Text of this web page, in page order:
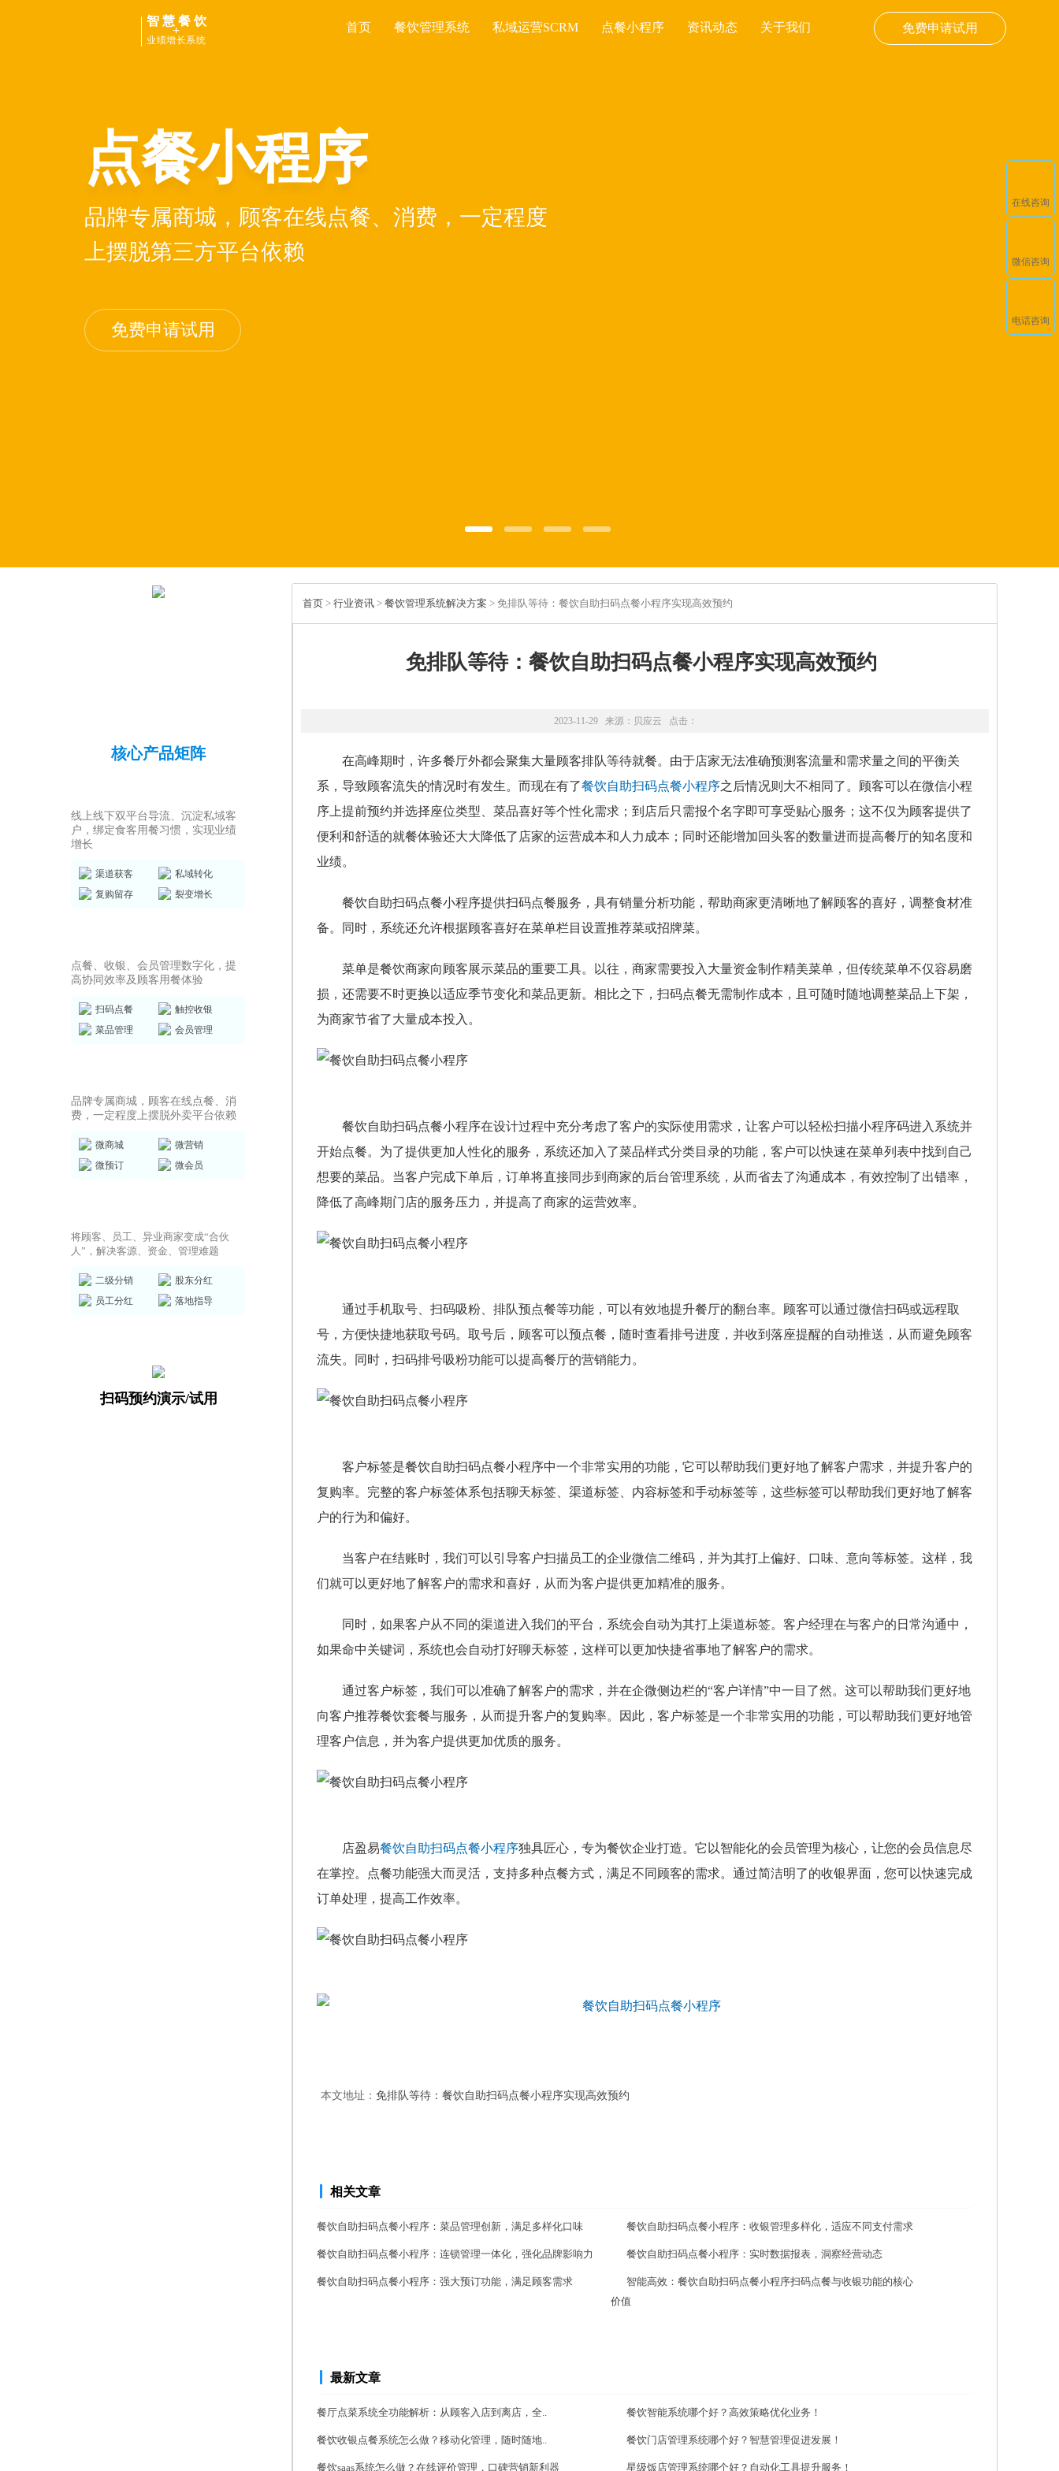
免费申请试用
智慧餐饮
+
业绩增长系统
首页 餐饮管理系统 私域运营SCRM 点餐小程序 资讯动态 关于我们
点餐小程序
品牌专属商城，顾客在线点餐、消费，一定程度
上摆脱第三方平台依赖
免费申请试用
核心产品矩阵
线上线下双平台导流、沉淀私域客
户，绑定食客用餐习惯，实现业绩
增长
渠道获客
私域转化
复购留存
裂变增长
点餐、收银、会员管理数字化，提
高协同效率及顾客用餐体验
扫码点餐
触控收银
菜品管理
会员管理
品牌专属商城，顾客在线点餐、消
费，一定程度上摆脱外卖平台依赖
微商城
微营销
微预订
微会员
将顾客、员工、异业商家变成“合伙
人”，解决客源、资金、管理难题
二级分销
股东分红
员工分红
落地指导
扫码预约演示/试用
首页 > 行业资讯 > 餐饮管理系统解决方案 > 免排队等待：餐饮自助扫码点餐小程序实现高效预约
免排队等待：餐饮自助扫码点餐小程序实现高效预约
2023-11-29 来源： 贝应云 点击：
在高峰期时，许多餐厅外都会聚集大量顾客排队等待就餐。由于店家无法准确预测客流量和需求量之间的平衡关
系，导致顾客流失的情况时有发生。而现在有了餐饮自助扫码点餐小程序之后情况则大不相同了。顾客可以在微信小程
序上提前预约并选择座位类型、菜品喜好等个性化需求；到店后只需报个名字即可享受贴心服务；这不仅为顾客提供了
便利和舒适的就餐体验还大大降低了店家的运营成本和人力成本；同时还能增加回头客的数量进而提高餐厅的知名度和
业绩。
餐饮自助扫码点餐小程序提供扫码点餐服务，具有销量分析功能，帮助商家更清晰地了解顾客的喜好，调整食材准
备。同时，系统还允许根据顾客喜好在菜单栏目设置推荐菜或招牌菜。
菜单是餐饮商家向顾客展示菜品的重要工具。以往，商家需要投入大量资金制作精美菜单，但传统菜单不仅容易磨
损，还需要不时更换以适应季节变化和菜品更新。相比之下，扫码点餐无需制作成本，且可随时随地调整菜品上下架，
为商家节省了大量成本投入。
餐饮自助扫码点餐小程序在设计过程中充分考虑了客户的实际使用需求，让客户可以轻松扫描小程序码进入系统并
开始点餐。为了提供更加人性化的服务，系统还加入了菜品样式分类目录的功能，客户可以快速在菜单列表中找到自己
想要的菜品。当客户完成下单后，订单将直接同步到商家的后台管理系统，从而省去了沟通成本，有效控制了出错率，
降低了高峰期门店的服务压力，并提高了商家的运营效率。
通过手机取号、扫码吸粉、排队预点餐等功能，可以有效地提升餐厅的翻台率。顾客可以通过微信扫码或远程取
号，方便快捷地获取号码。取号后，顾客可以预点餐，随时查看排号进度，并收到落座提醒的自动推送，从而避免顾客
流失。同时，扫码排号吸粉功能可以提高餐厅的营销能力。
客户标签是餐饮自助扫码点餐小程序中一个非常实用的功能，它可以帮助我们更好地了解客户需求，并提升客户的
复购率。完整的客户标签体系包括聊天标签、渠道标签、内容标签和手动标签等，这些标签可以帮助我们更好地了解客
户的行为和偏好。
当客户在结账时，我们可以引导客户扫描员工的企业微信二维码，并为其打上偏好、口味、意向等标签。这样，我
们就可以更好地了解客户的需求和喜好，从而为客户提供更加精准的服务。
同时，如果客户从不同的渠道进入我们的平台，系统会自动为其打上渠道标签。客户经理在与客户的日常沟通中，
如果命中关键词，系统也会自动打好聊天标签，这样可以更加快捷省事地了解客户的需求。
通过客户标签，我们可以准确了解客户的需求，并在企微侧边栏的“客户详情”中一目了然。这可以帮助我们更好地
向客户推荐餐饮套餐与服务，从而提升客户的复购率。因此，客户标签是一个非常实用的功能，可以帮助我们更好地管
理客户信息，并为客户提供更加优质的服务。
店盈易餐饮自助扫码点餐小程序独具匠心，专为餐饮企业打造。它以智能化的会员管理为核心，让您的会员信息尽
在掌控。点餐功能强大而灵活，支持多种点餐方式，满足不同顾客的需求。通过简洁明了的收银界面，您可以快速完成
订单处理，提高工作效率。
本文地址： 免排队等待：餐饮自助扫码点餐小程序实现高效预约
相关文章
餐饮自助扫码点餐小程序：菜品管理创新，满足多样化口味 餐饮自助扫码点餐小程序：收银管理多样化，适应不同支付需求
餐饮自助扫码点餐小程序：连锁管理一体化，强化品牌影响力 餐饮自助扫码点餐小程序：实时数据报表，洞察经营动态
餐饮自助扫码点餐小程序：强大预订功能，满足顾客需求
智能高效：餐饮自助扫码点餐小程序扫码点餐与收银功能的核心
价值
最新文章
餐厅点菜系统全功能解析：从顾客入店到离店，全.. 餐饮智能系统哪个好？高效策略优化业务！
餐饮收银点餐系统怎么做？移动化管理，随时随地.. 餐饮门店管理系统哪个好？智慧管理促进发展！
餐饮saas系统怎么做？在线评价管理，口碑营销新利器 星级饭店管理系统哪个好？自动化工具提升服务！
在线咨询
微信咨询
电话咨询